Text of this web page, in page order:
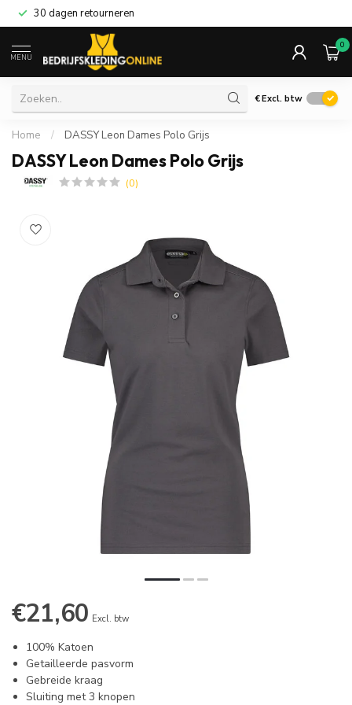
30 dagen retourneren
MENU
0
€Excl. btw
Home / DASSY Leon Dames Polo Grijs
DASSY Leon Dames Polo Grijs
(0)
€21,60 Excl. btw
100% Katoen
Getailleerde pasvorm
Gebreide kraag
Sluiting met 3 knopen